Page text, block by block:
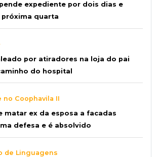
expediente por dois dias e
quarta
por atiradores na loja do pai
do hospital
Coophavila II
matar ex da esposa a facadas
defesa e é absolvido
de Linguagens